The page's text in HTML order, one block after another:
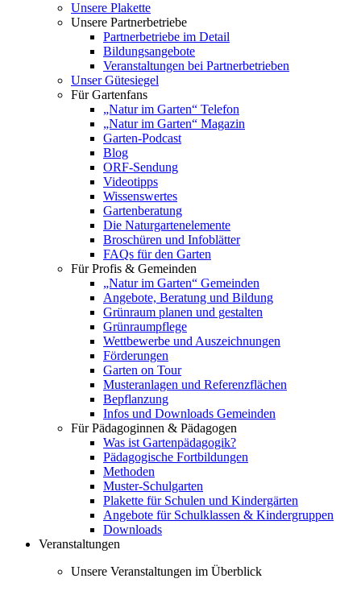
Unsere Plakette
Unsere Partnerbetriebe
Partnerbetriebe im Detail
Bildungsangebote
Veranstaltungen bei Partnerbetrieben
Unser Gütesiegel
Für Gartenfans
„Natur im Garten“ Telefon
„Natur im Garten“ Magazin
Garten-Podcast
Blog
ORF-Sendung
Videotipps
Wissenswertes
Gartenberatung
Die Naturgartenelemente
Broschüren und Infoblätter
FAQs für den Garten
Für Profis & Gemeinden
„Natur im Garten“ Gemeinden
Angebote, Beratung und Bildung
Grünraum planen und gestalten
Grünraumpflege
Wettbewerbe und Auszeichnungen
Förderungen
Garten on Tour
Musteranlagen und Referenzflächen
Bepflanzung
Infos und Downloads Gemeinden
Für Pädagoginnen & Pädagogen
Was ist Gartenpädagogik?
Pädagogische Fortbildungen
Methoden
Muster-Schulgarten
Plakette für Schulen und Kindergärten
Angebote für Schulklassen & Kindergruppen
Downloads
Veranstaltungen
Unsere Veranstaltungen im Überblick